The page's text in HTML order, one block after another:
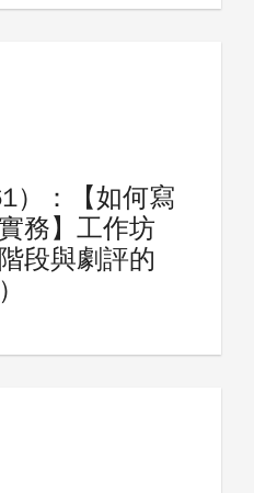
）：【如何寫
務】工作坊
段與劇評的